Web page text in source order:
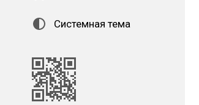
Системная тема